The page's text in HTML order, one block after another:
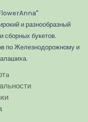
и разнообразный
сборных букетов.
по Железнодорожному и